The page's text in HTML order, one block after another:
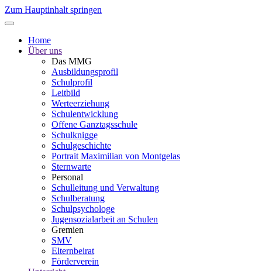
Zum Hauptinhalt springen
Home
Über uns
Das MMG
Ausbildungsprofil
Schulprofil
Leitbild
Werteerziehung
Schulentwicklung
Offene Ganztagsschule
Schulknigge
Schulgeschichte
Portrait Maximilian von Montgelas
Sternwarte
Personal
Schulleitung und Verwaltung
Schulberatung
Schulpsychologe
Jugensozialarbeit an Schulen
Gremien
SMV
Elternbeirat
Förderverein